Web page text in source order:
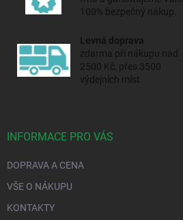
100% bezpečný nákup.
Levná doprava
zdarma při nákupu nad
2500 Kč, přes 3500
výdejních míst
INFORMACE PRO VÁS
DOPRAVA A CENA
VŠE O NÁKUPU
KONTAKTY